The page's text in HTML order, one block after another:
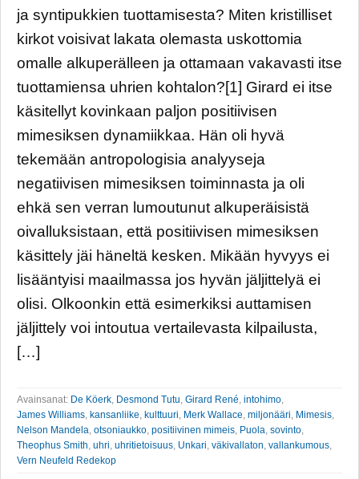
ja syntipukkien tuottamisesta? Miten kristilliset
kirkot voisivat lakata olemasta uskottomia
omalle alkuperälleen ja ottamaan vakavasti itse
tuottamiensa uhrien kohtalon?[1] Girard ei itse
käsitellyt kovinkaan paljon positiivisen
mimesiksen dynamiikkaa. Hän oli hyvä
tekemään antropologisia analyyseja
negatiivisen mimesiksen toiminnasta ja oli
ehkä sen verran lumoutunut alkuperäisistä
oivalluksistaan, että positiivisen mimesiksen
käsittely jäi häneltä kesken. Mikään hyvyys ei
lisääntyisi maailmassa jos hyvän jäljittelyä ei
olisi. Olkoonkin että esimerkiksi auttamisen
jäljittely voi intoutua vertailevasta kilpailusta,
[…]
Avainsanat: De Köerk Desmond Tutu Girard René intohimo
James Williams kansanliike kulttuuri Merk Wallace miljonääri Mimesis
Nelson Mandela otsoniaukko positiivinen mimeis Puola sovinto
Theophus Smith uhri uhritietoisuus Unkari väkivallaton vallankumous
Vern Neufeld Redekop